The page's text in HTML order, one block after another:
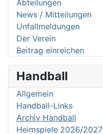
Abteilungen
News / Mitteilungen
Unfallmeldungen
Der Verein
Beitrag einreichen
Handball
Allgemein
Handball-Links
Archiv Handball
Heimspiele 2026/2027